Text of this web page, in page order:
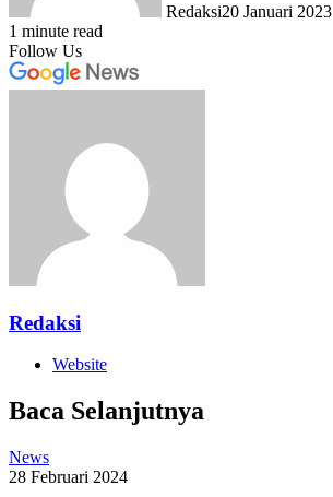
Redaksi20 Januari 2023
1 minute read
Follow Us
Redaksi
Website
Baca Selanjutnya
News
28 Februari 2024